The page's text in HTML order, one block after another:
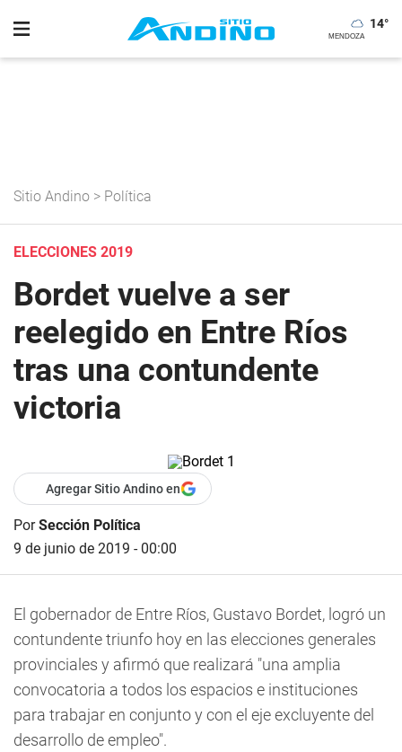
14°
Sitio Andino > Política
ELECCIONES 2019
Bordet vuelve a ser
reelegido en Entre Ríos
tras una contundente
victoria
Agregar Sitio Andino en
PorSección Política
9 de junio de 2019 - 00:00
El gobernador de Entre Ríos, Gustavo Bordet, logró un
contundente triunfo hoy en las elecciones generales
provinciales y afirmó que realizará "una amplia
convocatoria a todos los espacios e instituciones
para trabajar en conjunto y con el eje excluyente del
desarrollo de empleo".